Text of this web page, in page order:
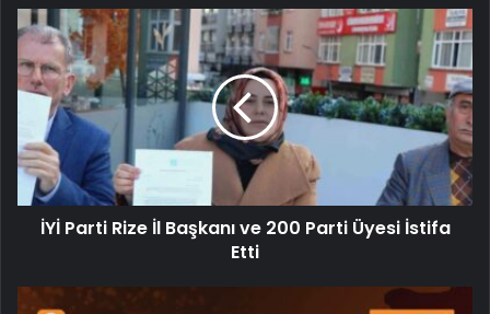
İYİ Parti Rize İl Başkanı ve 200 Parti Üyesi İstifa
Etti